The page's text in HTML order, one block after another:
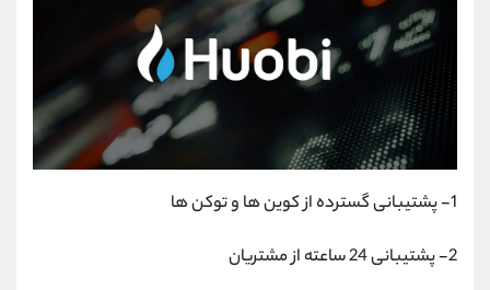
1- پشتیبانی گسترده از کوین ها و توکن ها
2- پشتیبانی 24 ساعته از مشتریان